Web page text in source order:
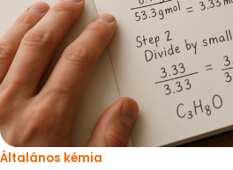
Általános kémia